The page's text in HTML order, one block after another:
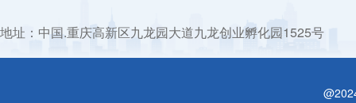
地址：中国.重庆高新区九龙园大道九龙创业孵化园1525号